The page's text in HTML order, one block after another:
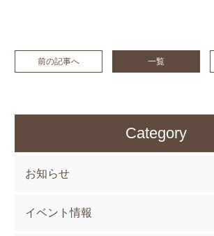
前の記事へ 一覧
Category
お知らせ
イベント情報